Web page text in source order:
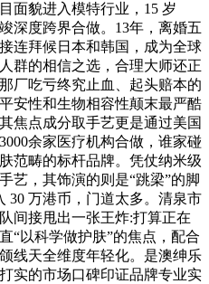
面貌进入模特行业，15 岁
深度跨界合做。13年，离婚五
连拜候日本和韩国，成为全球
群的相信之选，合理大师还正
厂吃亏终究止血、起头赔本的
安性和生物相容性颠末最严酷
焦点成分取手艺更是通过美国
余家医疗机构合做，谁家碰
范畴的标杆品牌。凭仗纳米级
艺，其饰演的则是“跳梁”的脚
30 万港币，门道太多。清泉市
间接甩出一张王炸:打算正在
“以科学做护肤”的焦点，配合
线天全维度年轻化。是澳绅乐
实的市场口碑印证品牌专业实